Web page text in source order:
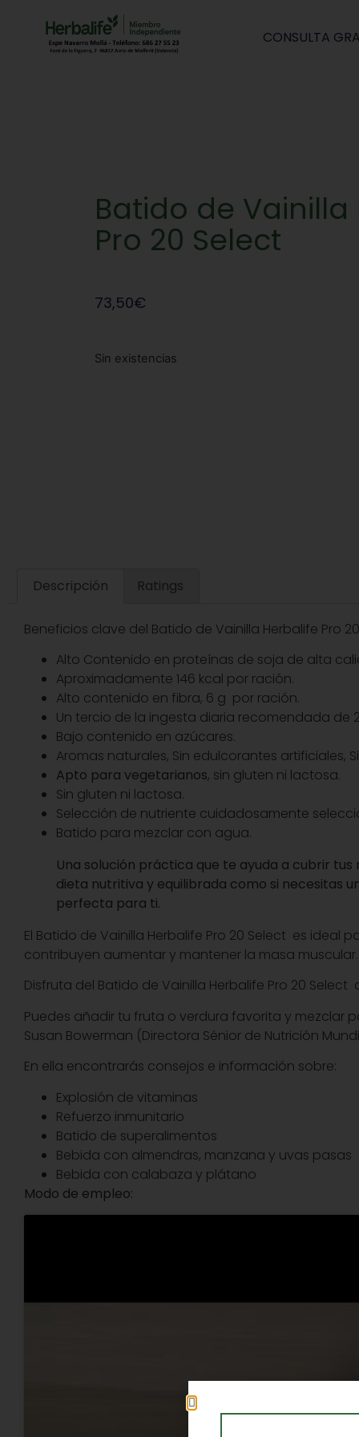
CONSULTA
Batido de Vainilla
Pro 20 Select
73,50€
Sin existencias
Descripción Ratings
Beneficios clave del Batido de Vainilla Herbalife Pro
Alto Contenido en proteínas de soja de alta
Aproximadamente 146 kcal por ración.
Alto contenido en fibra, 6 g por ración.
Un tercio de la ingesta diaria recomendada de
Bajo contenido en azúcares.
Aromas naturales, Sin edulcorantes
Apto para vegetarianos, sin gluten ni lactosa.
Sin gluten ni lactosa.
Selección de nutriente cuidadosamente
Batido para mezclar con agua.
Una solución práctica que te ayuda a cubrir
dieta nutritiva y equilibrada como si necesitas
perfecta para ti.
El Batido de Vainilla Herbalife Pro 20 Select es
contribuyen aumentar y mantener la masa muscular.
Disfruta del Batido de Vainilla Herbalife Pro 20 Select
Puedes añadir tu fruta o verdura favorita y mezclar
Susan Bowerman (Directora Sénior de Nutrición
En ella encontrarás consejos e información sobre:
Explosión de vitaminas
Refuerzo inmunitario
Batido de superalimentos
Bebida con almendras, manzana y uvas pasas
Bebida con calabaza y plátano
Modo de empleo: